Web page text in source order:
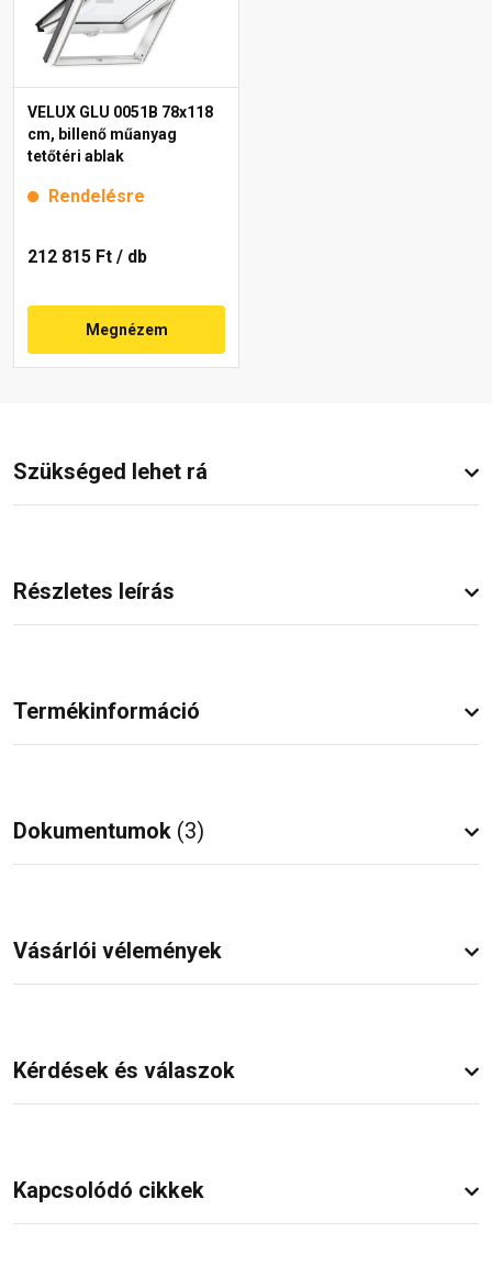
VELUX GLU 0051B 78x118
cm, billenő műanyag
tetőtéri ablak
Rendelésre
212 815 Ft / db
Megnézem
Szükséged lehet rá
Részletes leírás
Termékinformáció
Dokumentumok (3)
Vásárlói vélemények
Kérdések és válaszok
Kapcsolódó cikkek